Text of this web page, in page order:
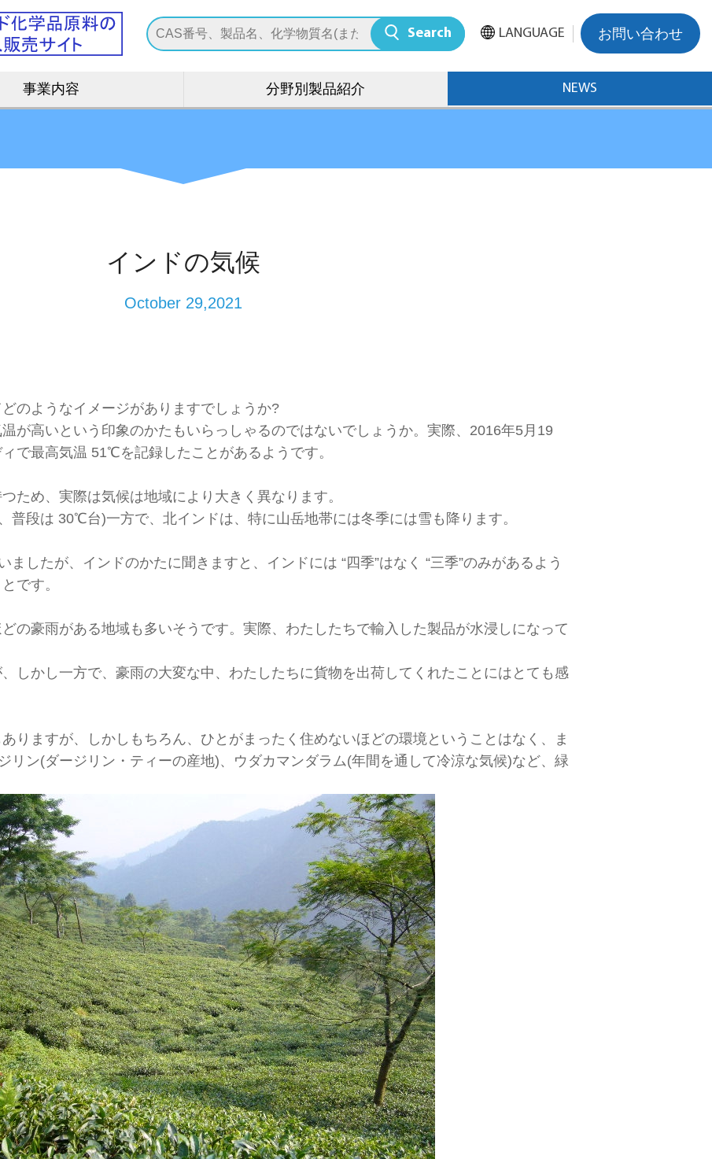
Search LANGUAGE お問い合わせ
事業内容 分野別製品紹介 NEWS
インドの気候
October 29,2021
のようなイメージがありますでしょうか?
が高いという印象のかたもいらっしゃるのではないでしょうか。実際、2016年5月19
で最高気温 51℃を記録したことがあるようです。
ため、実際は気候は地域により大きく異なります。
段は 30℃台)一方で、北インドは、特に山岳地帯には冬季には雪も降ります。
ましたが、インドのかたに聞きますと、インドには “四季”はなく “三季”のみがあるよう
です。
の豪雨がある地域も多いそうです。実際、わたしたちで輸入した製品が水浸しになって
しかし一方で、豪雨の大変な中、わたしたちに貨物を出荷してくれたことにはとても感
りますが、しかしもちろん、ひとがまったく住めないほどの環境ということはなく、ま
リン(ダージリン・ティーの産地)、 ウダカマンダラム(年間を通して冷涼な気候)など、緑